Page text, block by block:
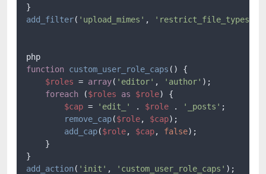
add_filter( 'upload_mimes' , 'restrict_file_types'
function custom_user_role_caps ( ) {
$roles = array( 'editor' , 'author' );
foreach ($roles as $role) {
$cap = 'edit_' . $role . '_posts' ;
remove_cap($role, $cap);
add_cap($role, $cap, false);
    }
add_action( 'init' , 'custom_user_role_caps' );